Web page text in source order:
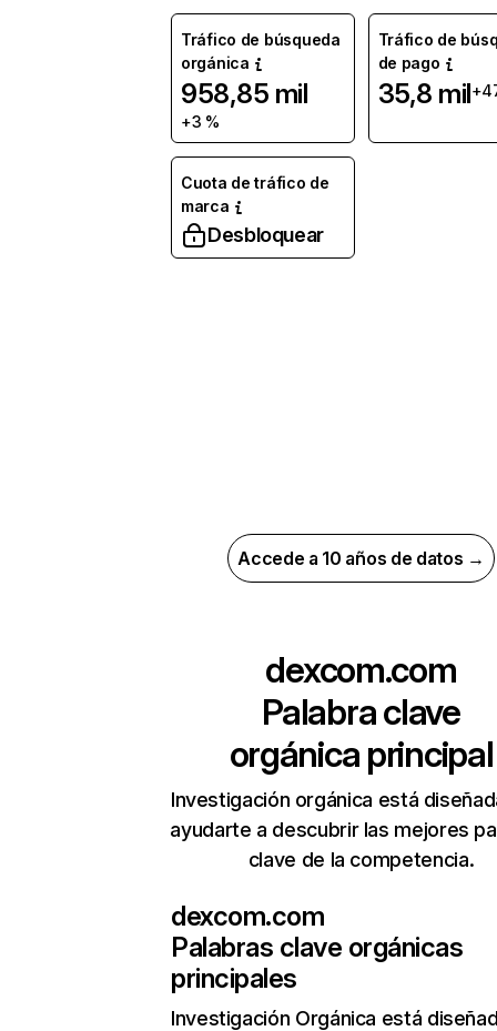
Tráfico de búsqueda
orgánica
958,85 mil
+3 %
Tráfico de
de pago
35,8 mil
Cuota de tráfico de
marca
Desbloquear
Accede a 10 años de datos →
dexcom.com
Palabra clave
orgánica principal
Investigación orgánica está
ayudarte a descubrir las mejores
clave de la competencia.
dexcom.com
Palabras clave orgánicas
principales
Investigación Orgánica está